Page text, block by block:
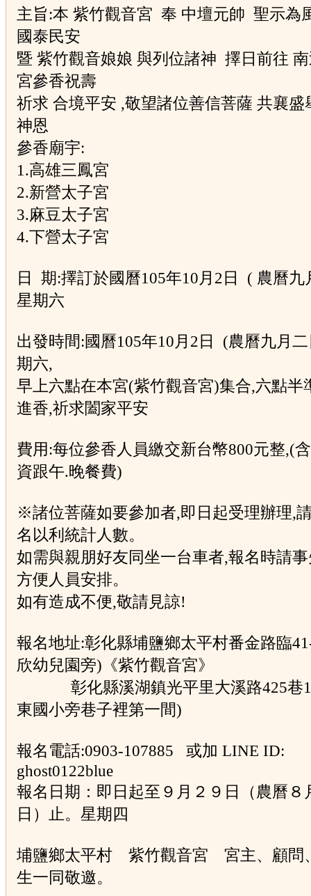
主旨:本 紫竹觀音宮 奉 中壇元帥 聖示為
國泰民安
暨 紫竹觀音娘娘 與列位諸神 擇日前往
宮參香祝壽
祈求 合境平安 ,敬望諸位善信菩薩 共襄盛
神恩
參香廟宇:
1.高雄三鳳宮
2.新營太子宮
3.麻豆太子宮
4.下營太子宮
日 期:擇訂於國曆105年10月2日 ( 農曆九
星期六
出發時間:國曆105年10月2日 (農曆九月
期六,
早上六點在本宮(紫竹觀音宮)集合,六點半
進香,祈求闔家平安
費用:每位參香人員繳交新台幣800元整,(
資跟午.晚餐費)
※諸位菩薩如要參加者,即日起受理辦理,
名以利統計人數。
如需與親朋好友同坐一台車者,報名時請
方便人員安排。
如有造成不便,敬請見諒!
報名地址:彰化縣埔鹽鄉太平村番金路臨
欣幼兒園旁)《紫竹觀音宮》
彰化縣溪湖鎮光平里大溪路425巷
東國小旁巷子裡第一間)
報名電話:0903-107885 或加 LINE ID:
ghost0122blue
報名日期：即日起至９月２９日（農曆８
日）止。星期四
埔鹽鄉太平村 紫竹觀音宮 宮主、顧問
生一同敬邀。